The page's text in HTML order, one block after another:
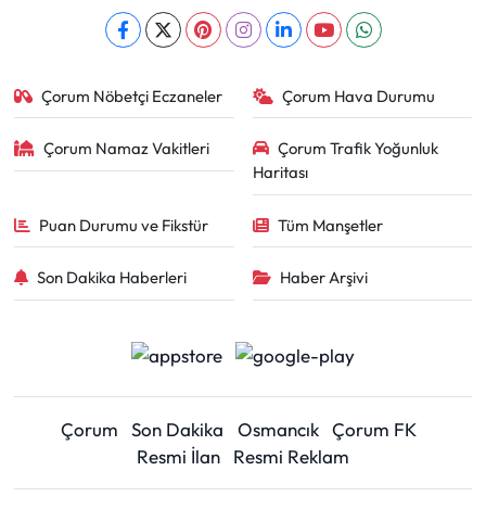
Çorum Nöbetçi Eczaneler Çorum Hava Durumu
Çorum Namaz Vakitleri
Çorum Trafik Yoğunluk
Haritası
Puan Durumu ve Fikstür Tüm Manşetler
Son Dakika Haberleri Haber Arşivi
Çorum Son Dakika Osmancık Çorum FK
Resmi İlan
Resmi Reklam